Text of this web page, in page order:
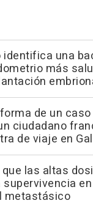
identifica una
más
de un
ciudadano
de viaje en
las altas
supervivencia
metastásico